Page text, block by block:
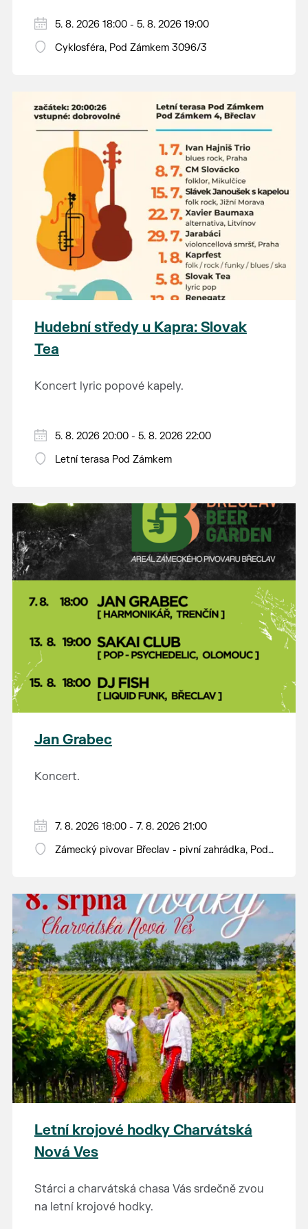
Hraje se jen za příznivého počasí.
Vstupné dobrovolné.
5. 8. 2026 18:00 - 5. 8. 2026 19:00
Cyklosféra, Pod Zámkem 3096/3
Hudební středy u Kapra: Slovak
Tea
Koncert lyric popové kapely.
5. 8. 2026 20:00 - 5. 8. 2026 22:00
Letní terasa Pod Zámkem
Jan Grabec
Koncert.
7. 8. 2026 18:00 - 7. 8. 2026 21:00
Zámecký pivovar Břeclav - pivní zahrádka, Pod
Letní krojové hodky Charvátská
Nová Ves
Stárci a charvátská chasa Vás srdečně zvou
na letní krojové hodky.